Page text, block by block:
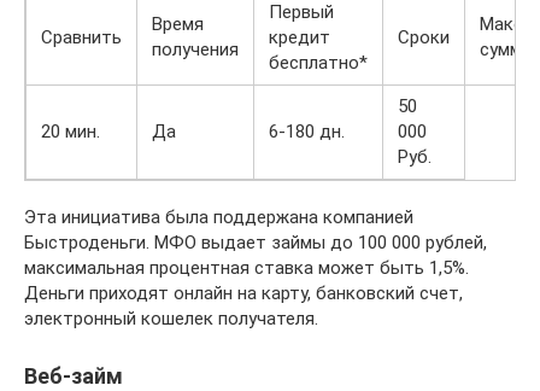
Сравнить
Время
получения
Первый
кредит
бесплатно*
Сроки
сумма
20 мин. Да 6-180 дн.
50
000
Руб.
Эта инициатива была поддержана компанией
Быстроденьги. МФО выдает займы до 100 000 рублей,
максимальная процентная ставка может быть 1,5%.
Деньги приходят онлайн на карту, банковский счет,
электронный кошелек получателя.
Веб-займ